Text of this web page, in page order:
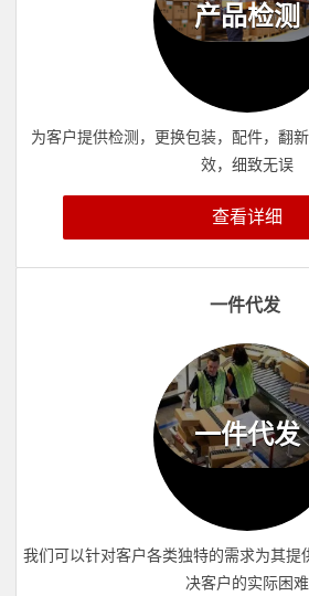
产品检测
为客户提供检测，更换包装，配件，翻
效，细致无误
查看详细
一件代发
一件代发
我们可以针对客户各类独特的需求为其提
决客户的实际困难